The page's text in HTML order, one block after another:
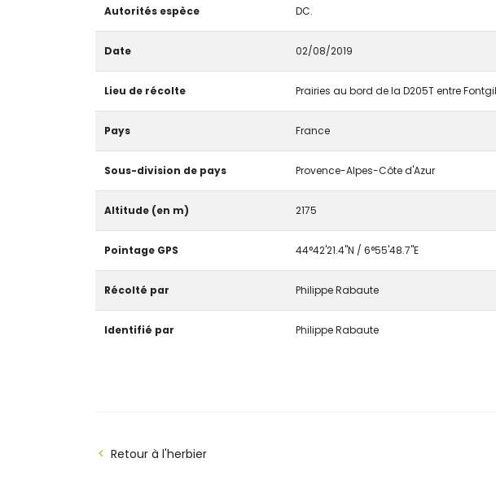
Autorités espèce DC.
Date 02/08/2019
Lieu de récolte Prairies au bord de la D205T entre
Pays France
Sous-division de pays Provence-Alpes-Côte d'Azur
Altitude (en m) 2175
Pointage GPS 44°42'21.4"N / 6°55'48.7"E
Récolté par Philippe Rabaute
Identifié par Philippe Rabaute
Retour à l'herbier